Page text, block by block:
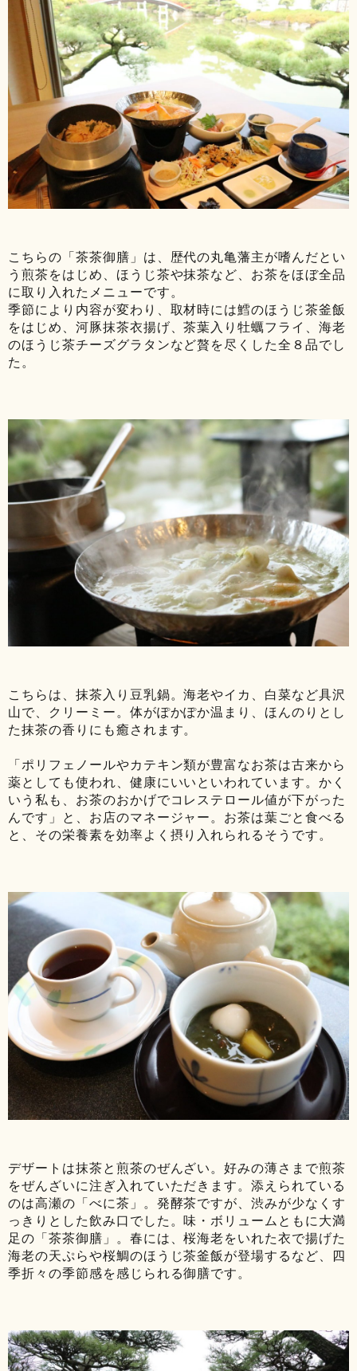
こちらの「茶茶御膳」は、歴代の丸亀藩主が嗜んだとい
う煎茶をはじめ、ほうじ茶や抹茶など、お茶をほぼ全品
に取り入れたメニューです。
季節により内容が変わり、取材時には鱈のほうじ茶釜飯
をはじめ、河豚抹茶衣揚げ、茶葉入り牡蠣フライ、海老
のほうじ茶チーズグラタンなど贅を尽くした全８品でし
た。
こちらは、抹茶入り豆乳鍋。海老やイカ、白菜など具沢
山で、クリーミー。体がぽかぽか温まり、ほんのりとし
た抹茶の香りにも癒されます。
「ポリフェノールやカテキン類が豊富なお茶は古来から
薬としても使われ、健康にいいといわれています。かく
いう私も、お茶のおかげでコレステロール値が下がった
んです」と、お店のマネージャー。お茶は葉ごと食べる
と、その栄養素を効率よく摂り入れられるそうです。
デザートは抹茶と煎茶のぜんざい。好みの薄さまで煎茶
をぜんざいに注ぎ入れていただきます。添えられている
のは高瀬の「べに茶」。発酵茶ですが、渋みが少なくす
っきりとした飲み口でした。味・ボリュームともに大満
足の「茶茶御膳」。春には、桜海老をいれた衣で揚げた
海老の天ぷらや桜鯛のほうじ茶釜飯が登場するなど、四
季折々の季節感を感じられる御膳です。